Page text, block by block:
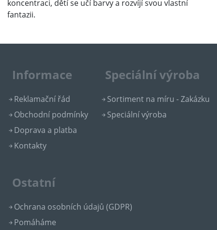
koncentraci, dětí se učí barvy a rozvíjí svou vlastní
fantazii.
Informace
Reklamační řád
Obchodní podmínky
Doprava a platba
Kontakty
Speciální výroba
Sortiment na míru - Zakázku
Speciální výroba
Ostatní
Ochrana osobních údajů (GDPR)
Pomáháme